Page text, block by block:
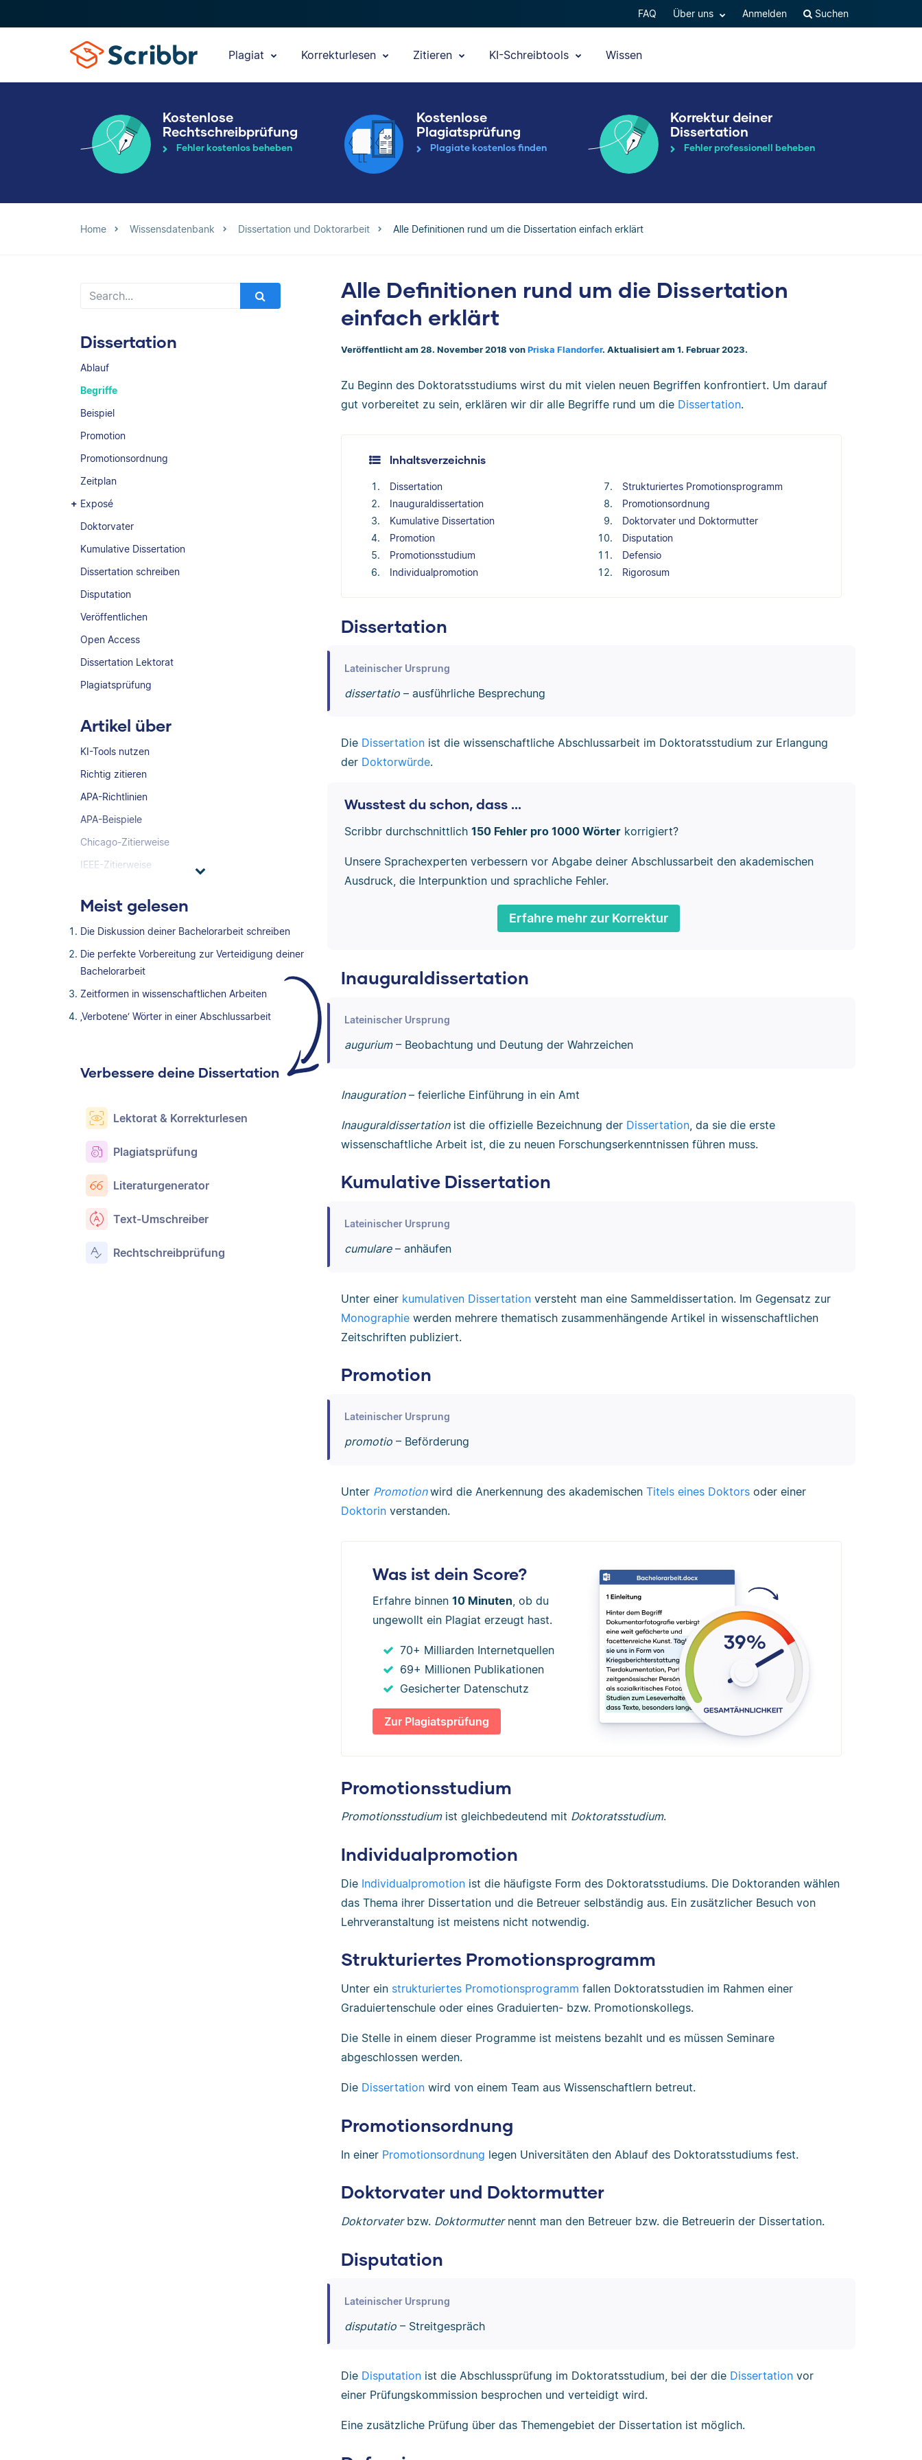
FAQ Über uns Anmelden Suchen
Plagiat Korrekturlesen Zitieren KI-Schreibtools Wissen
Kostenlose
Rechtschreibprüfung
Fehler kostenlos beheben
Kostenlose
Plagiatsprüfung
Plagiate kostenlos finden
Korrektur deiner
Dissertation
Fehler professionell beheben
Home Wissensdatenbank Dissertation und Doktorarbeit Alle Definitionen rund um die Dissertation einfach erklärt
Dissertation
Ablauf
Begriffe
Beispiel
Promotion
Promotionsordnung
Zeitplan
Exposé
Doktorvater
Kumulative Dissertation
Dissertation schreiben
Disputation
Veröffentlichen
Open Access
Dissertation Lektorat
Plagiatsprüfung
Artikel über
KI-Tools nutzen
Richtig zitieren
APA-Richtlinien
APA-Beispiele
Chicago-Zitierweise
IEEE-Zitierweise
Meist gelesen
Die Diskussion deiner Bachelorarbeit schreiben
Die perfekte Vorbereitung zur Verteidigung deiner
Bachelorarbeit
Zeitformen in wissenschaftlichen Arbeiten
‚Verbotene‘ Wörter in einer Abschlussarbeit
Verbessere deine Dissertation
Lektorat & Korrekturlesen
Plagiatsprüfung
Literaturgenerator
Text-Umschreiber
Rechtschreibprüfung
Alle Definitionen rund um die Dissertation
einfach erklärt
Veröffentlicht am 28. November 2018 von Priska Flandorfer. Aktualisiert am 1. Februar 2023.
Zu Beginn des Doktoratsstudiums wirst du mit vielen neuen Begriffen konfrontiert. Um darauf
gut vorbereitet zu sein, erklären wir dir alle Begriffe rund um die Dissertation.
Inhaltsverzeichnis
Dissertation
Inauguraldissertation
Kumulative Dissertation
Promotion
Promotionsstudium
Individualpromotion
Strukturiertes Promotionsprogramm
Promotionsordnung
Doktorvater und Doktormutter
Disputation
Defensio
Rigorosum
Dissertation
Lateinischer Ursprung
dissertatio– ausführliche Besprechung
Die Dissertation ist die wissenschaftliche Abschlussarbeit im Doktoratsstudium zur Erlangung
der Doktorwürde.
Wusstest du schon, dass ...
Scribbr durchschnittlich 150 Fehler pro 1000 Wörterkorrigiert?
Unsere Sprachexperten verbessern vor Abgabe deiner Abschlussarbeit den akademischen
Ausdruck, die Interpunktion und sprachliche Fehler.
Erfahre mehr zur Korrektur
Inauguraldissertation
Lateinischer Ursprung
augurium– Beobachtung und Deutung der Wahrzeichen
Inauguration– feierliche Einführung in ein Amt
Inauguraldissertationist die offizielle Bezeichnung der Dissertation , da sie die erste
wissenschaftliche Arbeit ist, die zu neuen Forschungserkenntnissen führen muss.
Kumulative Dissertation
Lateinischer Ursprung
cumulare– anhäufen
Unter einer kumulativen Dissertation versteht man eine Sammeldissertation. Im Gegensatz zur
Monographie werden mehrere thematisch zusammenhängende Artikel in wissenschaftlichen
Zeitschriften publiziert.
Promotion
Lateinischer Ursprung
promotio– Beförderung
Unter Promotion wird die Anerkennung des akademischen Titels eines Doktors oder einer
Doktorin verstanden.
Was ist dein Score?
Erfahre binnen 10 Minuten , ob du
ungewollt ein Plagiat erzeugt hast.
70+ Milliarden Internetquellen
69+ Millionen Publikationen
Gesicherter Datenschutz
Zur Plagiatsprüfung
Promotionsstudium
Promotionsstudiumist gleichbedeutend mit Doktoratsstudium.
Individualpromotion
Die Individualpromotion ist die häufigste Form des Doktoratsstudiums. Die Doktoranden wählen
das Thema ihrer Dissertation und die Betreuer selbständig aus. Ein zusätzlicher Besuch von
Lehrveranstaltung ist meistens nicht notwendig.
Strukturiertes Promotionsprogramm
Unter ein strukturiertes Promotionsprogramm fallen Doktoratsstudien im Rahmen einer
Graduiertenschule oder eines Graduierten- bzw. Promotionskollegs.
Die Stelle in einem dieser Programme ist meistens bezahlt und es müssen Seminare
abgeschlossen werden.
Die Dissertation wird von einem Team aus Wissenschaftlern betreut.
Promotionsordnung
In einer Promotionsordnung legen Universitäten den Ablauf des Doktoratsstudiums fest.
Doktorvater und Doktormutter
Doktorvaterbzw. Doktormutternennt man den Betreuer bzw. die Betreuerin der Dissertation.
Disputation
Lateinischer Ursprung
disputatio– Streitgespräch
Die Disputation ist die Abschlussprüfung im Doktoratsstudium, bei der die Dissertation vor
einer Prüfungskommission besprochen und verteidigt wird.
Eine zusätzliche Prüfung über das Themengebiet der Dissertation ist möglich.